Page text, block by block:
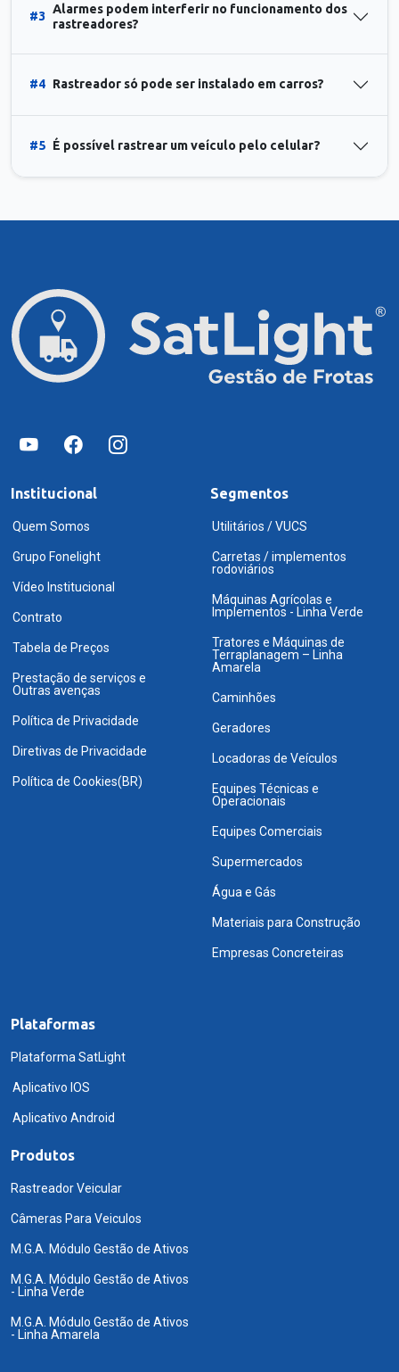
#3
Alarmes podem interferir no funcionamento dos
rastreadores?
#4 Rastreador só pode ser instalado em carros?
#5 É possível rastrear um veículo pelo celular?
Institucional
Quem Somos
Grupo Fonelight
Vídeo Institucional
Contrato
Tabela de Preços
Prestação de serviços e
Outras avenças
Política de Privacidade
Diretivas de Privacidade
Política de Cookies(BR)
Segmentos
Utilitários / VUCS
Carretas / implementos
rodoviários
Máquinas Agrícolas e
Implementos - Linha Verde
Tratores e Máquinas de
Terraplanagem – Linha
Amarela
Caminhões
Geradores
Locadoras de Veículos
Equipes Técnicas e
Operacionais
Equipes Comerciais
Supermercados
Água e Gás
Materiais para Construção
Empresas Concreteiras
Plataformas
Plataforma SatLight
Aplicativo IOS
Aplicativo Android
Produtos
Rastreador Veicular
Câmeras Para Veiculos
M.G.A. Módulo Gestão de Ativos
M.G.A. Módulo Gestão de Ativos
- Linha Verde
M.G.A. Módulo Gestão de Ativos
- Linha Amarela